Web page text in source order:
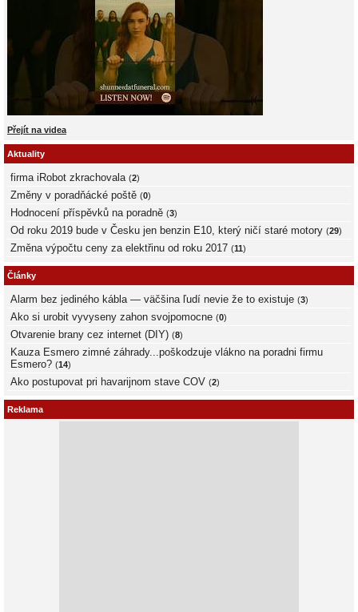
Přejít na videa
Aktuality
firma iRobot zkrachovala (2)
Změny v poradňácké poště (0)
Hodnocení příspěvků na poradně (3)
Od roku 2019 bude v Česku jen benzin E10, který ničí staré motory (29)
Změna výpočtu ceny za elektřinu od roku 2017 (11)
Články
Alarm bez jediného kábla — väčšina ľudí nevie že to existuje (3)
Ako si urobit vyvyseny zahon svojpomocne (0)
Otvarenie brany cez internet (DIY) (8)
Kauza Esmero zimné záhrady...poškodzuje vlákno na poradni firmu
Esmero? (14)
Ako postupovat pri havarijnom stave COV (2)
Reklama